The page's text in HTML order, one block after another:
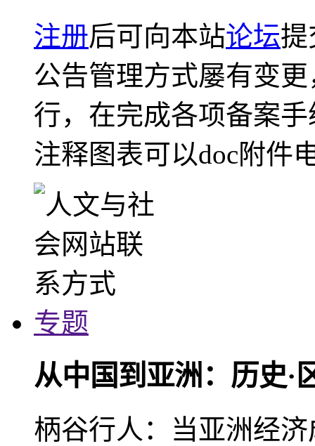
注册后可向本站论坛提
公告管理方式屡有变
行，在完成各项备案
注释图表可以doc附件
专题
从中国到亚洲：历史·
柄谷行人：当亚洲经